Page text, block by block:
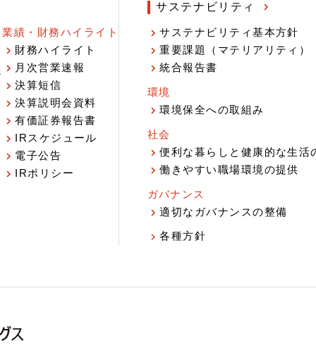
業績・財務ハイライト
財務ハイライト
月次営業速報
決算短信
決算説明会資料
有価証券報告書
IRスケジュール
電子公告
IRポリシー
サステナビリティ
サステナビリティ基本方針
重要課題（マテリアリティ）
統合報告書
環境
環境保全への取組み
社会
便利な暮らしと健康的な生活
働きやすい職場環境の提供
ガバナンス
適切なガバナンスの整備
各種方針